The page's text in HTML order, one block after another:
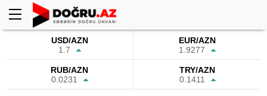
USD/AZN
1.7
EUR/AZN
1.9277
RUB/AZN
0.0231
TRY/AZN
0.1411